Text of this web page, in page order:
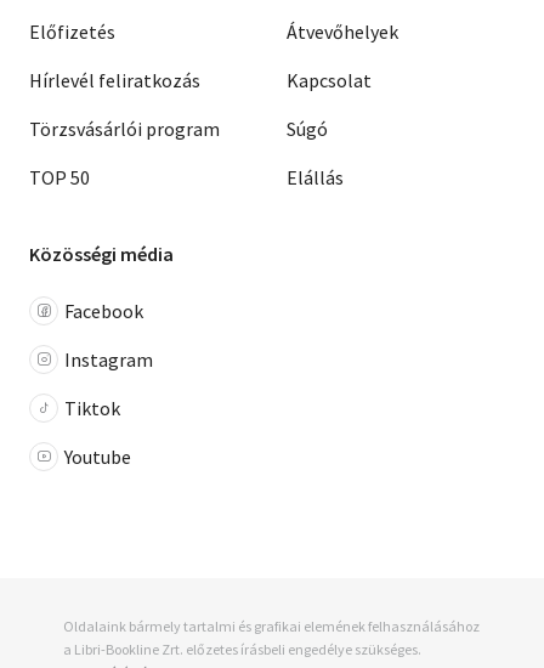
Előfizetés
Hírlevél feliratkozás
Törzsvásárlói program
TOP 50
Átvevőhelyek
Kapcsolat
Súgó
Elállás
Közösségi média
Facebook
Instagram
Tiktok
Youtube
Oldalaink bármely tartalmi és grafikai elemének felhasználásához
a Libri-Bookline Zrt. előzetes írásbeli engedélye szükséges.